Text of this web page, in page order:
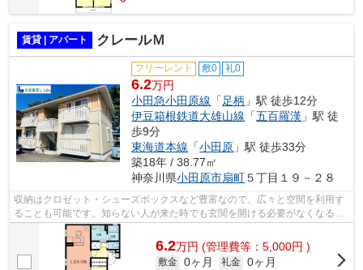
賃貸 | アパート クレールＭ
フリーレント 敷0 礼0
6.2万円
小田急小田原線 「 足柄 」駅 徒歩12分
伊豆箱根鉄道大雄山線 「五百羅漢 」駅 徒
歩9分
東海道本線 「小田原 」駅 徒歩33分
築18年 / 38.77㎡
神奈川県小田原市扇町５丁目１９－２８
収納はクロゼット・シューズボックスなど豊富なので、広々と空間を利用す
ることも可能です。知らない人が来た時でも玄関を開ける必要がなくなるTV
インターホンが付いております。物件...
6.2万円 (管理費等：5,000円 )
敷金 0ヶ月 礼金 0ヶ月